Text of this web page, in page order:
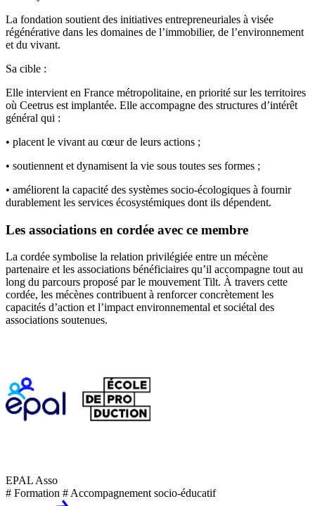
La fondation soutient des initiatives entrepreneuriales à visée
régénérative dans les domaines de l’immobilier, de l’environnement
et du vivant.
Sa cible :
Elle intervient en France métropolitaine, en priorité sur les territoires
où Ceetrus est implantée. Elle accompagne des structures d’intérêt
général qui :
• placent le vivant au cœur de leurs actions ;
• soutiennent et dynamisent la vie sous toutes ses formes ;
• améliorent la capacité des systèmes socio-écologiques à fournir
durablement les services écosystémiques dont ils dépendent.
Les associations en cordée avec ce membre
La cordée symbolise la relation privilégiée entre un mécène
partenaire et les associations bénéficiaires qu’il accompagne tout au
long du parcours proposé par le mouvement Tilt. À travers cette
cordée, les mécènes contribuent à renforcer concrètement les
capacités d’action et l’impact environnemental et sociétal des
associations soutenues.
EPAL Asso
# Formation # Accompagnement socio-éducatif